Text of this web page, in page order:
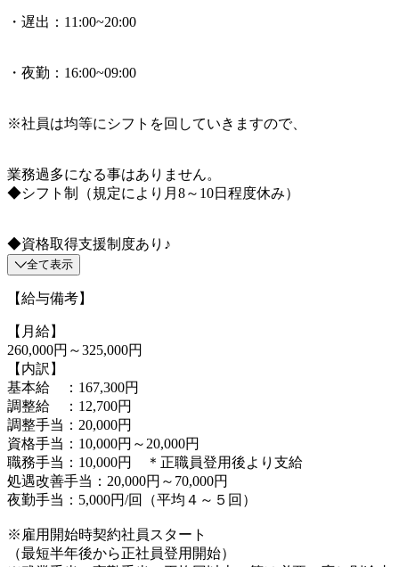
・遅出：11:00~20:00
・夜勤：16:00~09:00
※社員は均等にシフトを回していきますので、
業務過多になる事はありません。
◆シフト制（規定により月8～10日程度休み）
◆資格取得支援制度あり♪
全て表示
【給与備考】
【月給】
260,000円～325,000円
【内訳】
基本給 ：167,300円
調整給 ：12,700円
調整手当：20,000円
資格手当：10,000円～20,000円
職務手当：10,000円 ＊正職員登用後より支給
処遇改善手当：20,000円～70,000円
夜勤手当：5,000円/回（平均４～５回）
※雇用開始時契約社員スタート
（最短半年後から正社員登用開始）